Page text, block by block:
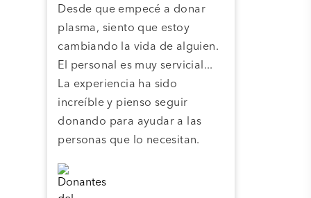
Desde que empecé a donar
plasma, siento que estoy
cambiando la vida de alguien.
El personal es muy servicial...
La experiencia ha sido
increíble y pienso seguir
donando para ayudar a las
personas que lo necesitan.